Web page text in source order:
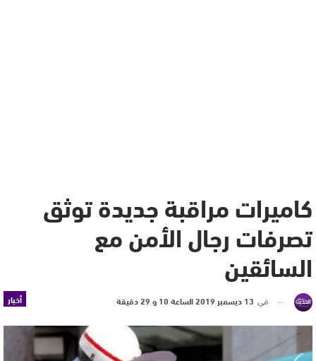
كاميرات مراقبة جديدة توثق
تصرفات رجال الأمن مع
السائقين
أخبار في 13 ديسمبر 2019 الساعة 10 و 29 دقيقة